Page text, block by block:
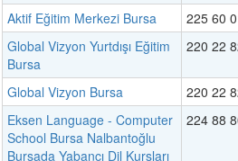
Aktif Eğitim Merkezi Bursa 225 60
Global Vizyon Yurtdışı Eğitim
Bursa
220 22
Global Vizyon Bursa 220 22
Eksen Language - Computer
School Bursa Nalbantoğlu
Bursada Yabancı Dil Kursları
224 88